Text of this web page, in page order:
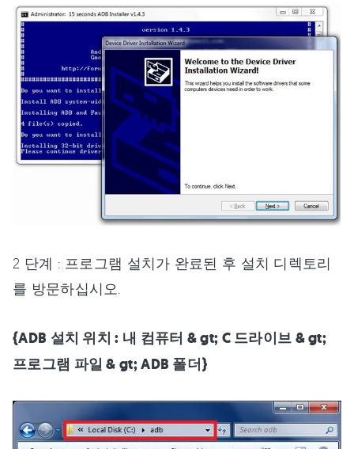
2 단계 : 프로그램 설치가 완료된 후 설치 디렉토리
를 방문하십시오.
{ADB 설치 위치 : 내 컴퓨터 & gt; C 드라이브 & gt;
프로그램 파일 & gt; ADB 폴더}